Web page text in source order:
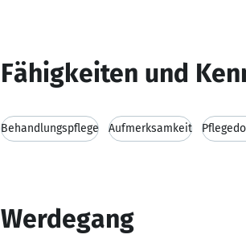
Fähigkeiten und
Behandlungspflege Aufmerksamkeit
Werdegang